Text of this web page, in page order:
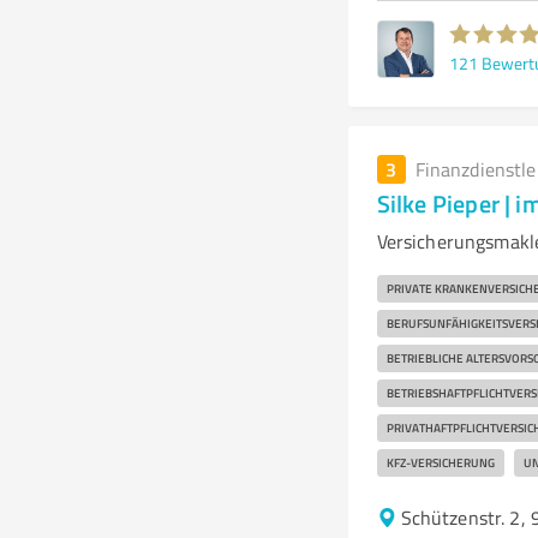
121
3
Silke Pieper |
PRIVATE
BETRIEBLICHE
KFZ-VERSICHERUNG
Schützenstr. 2,